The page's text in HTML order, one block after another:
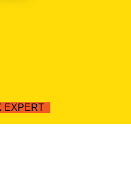
EXPERT